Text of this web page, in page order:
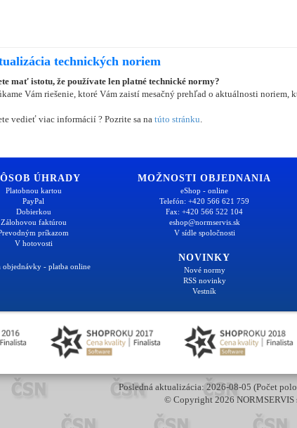
technických noriem
mať istotu, že používate len platné technické normy?
Vám riešenie, ktoré Vám zaistí mesačný prehľad o aktuálnosti noriem,
vedieť viac informácií ? Pozrite sa na túto stránku.
ÚHRADY
Platobnou kartou
PayPal
Dobierkou
Zálohovou faktúrou
príkazom
V hotovosti
objednávky - platba online
MOŽNOSTI OBJEDNANIA
eShop - online
Telefón: +420 566 621 759
Fax: +420 566 522 104
eshop@normservis.sk
V sídle spoločnosti
NOVINKY
Nové normy
RSS novinky
Vestník
Posledná aktualizácia: 2026-08-05 (Počet
© Copyright 2026 NORMSERVIS